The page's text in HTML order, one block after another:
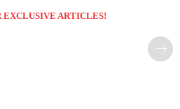
EXCLUSIVE ARTICLES!